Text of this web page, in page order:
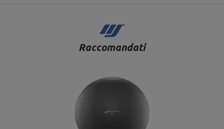
Raccomandati